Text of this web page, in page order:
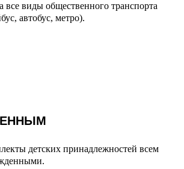
все виды общественного транспорта
автобус, метро).
детских принадлежностей всем